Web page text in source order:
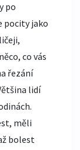
po
pocity jako
co vás
řezání
lidí
měli
bolest